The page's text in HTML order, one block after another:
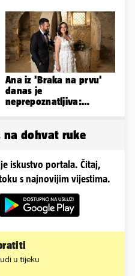
Ana iz 'Braka na prvu'
danas je
neprepoznatljiva:
na dohvat ruke
iskustvo portala. Čitaj,
s najnovijim vijestima.
u tijeku